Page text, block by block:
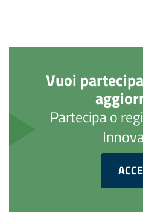
Vuoi
Partecipa o